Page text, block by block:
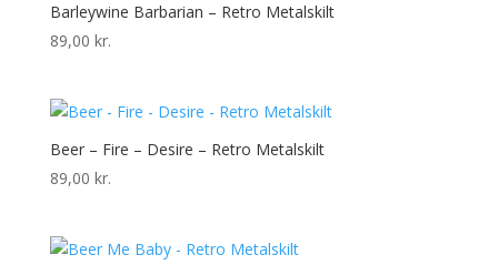
Barleywine Barbarian – Retro Metalskilt
89,00 kr.
Beer – Fire – Desire – Retro Metalskilt
89,00 kr.